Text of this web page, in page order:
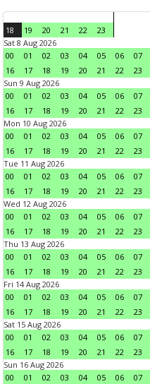
18 19 20 21 22
23
Sat 8 Aug 2026
00
01 02 03 04 05 06 07
16
17 18 19 20 21 22
23
Sun 9 Aug 2026
00
01 02 03 04 05 06 07
16
17 18 19 20 21 22
23
Mon 10 Aug 2026
00
01 02 03 04 05 06 07
16
17 18 19 20 21 22
23
Tue 11 Aug 2026
00
01 02 03 04 05 06 07
16
17 18 19 20 21 22
23
Wed 12 Aug 2026
00
01 02 03 04 05 06 07
16
17 18 19 20 21 22
23
Thu 13 Aug 2026
00
01 02 03 04 05 06 07
16
17 18 19 20 21 22
23
Fri 14 Aug 2026
00
01 02 03 04 05 06 07
16
17 18 19 20 21 22
23
Sat 15 Aug 2026
00
01 02 03 04 05 06 07
16
17 18 19 20 21 22
23
Sun 16 Aug 2026
00
01 02 03 04 05 06 07